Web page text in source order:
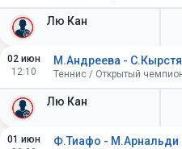
Лю Кан
02 июн
12:10
Лю Кан
М.Андреева - С.Кырстя
01 июн
Ф.Тиафо - М.Арнальди